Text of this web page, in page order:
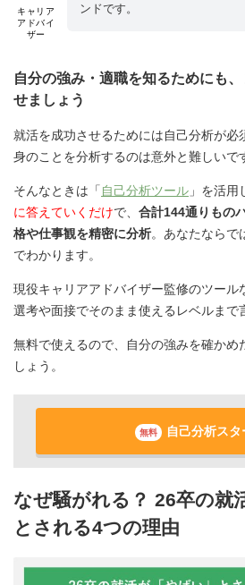
キャリア
アドバイ
ザー
ンドです。
自分の強み・適職を知るためにも
せましょう
就活を成功させるためには自己分析が必
身のことを分析するのは意外と難しいで
そんなときは「 自己分析ツール 」を活用
に答えていくだけで、 合計144通りもの
格や仕事観を精密に分析。あなたならで
でわかります。
現役キャリアアドバイザー監修のツール
選考や面接でそのまま使えるレベルまで
無料で使えるので、自分の強みを確かめ
しょう。
無料 自己分析スタ
なぜ騒がれる？ 26卒の就
とされる4つの理由